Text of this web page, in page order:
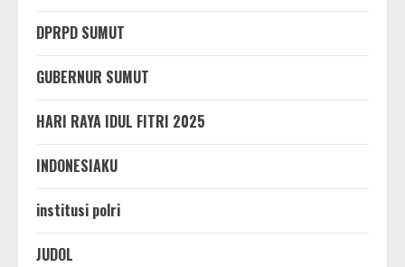
DPRPD SUMUT
GUBERNUR SUMUT
HARI RAYA IDUL FITRI 2025
INDONESIAKU
institusi polri
JUDOL